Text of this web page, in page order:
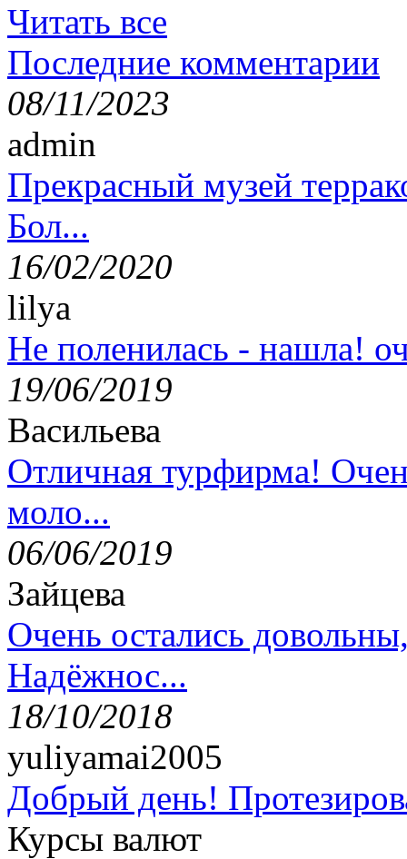
Читать все
Последние комментарии
08/11/2023
admin
Прекрасный музей
Бол...
16/02/2020
lilya
Не поленилась - нашла!
19/06/2019
Васильева
Отличная турфирма!
моло...
06/06/2019
Зайцева
Очень остались
Надёжнос...
18/10/2018
yuliyamai2005
Добрый день!
Курсы валют